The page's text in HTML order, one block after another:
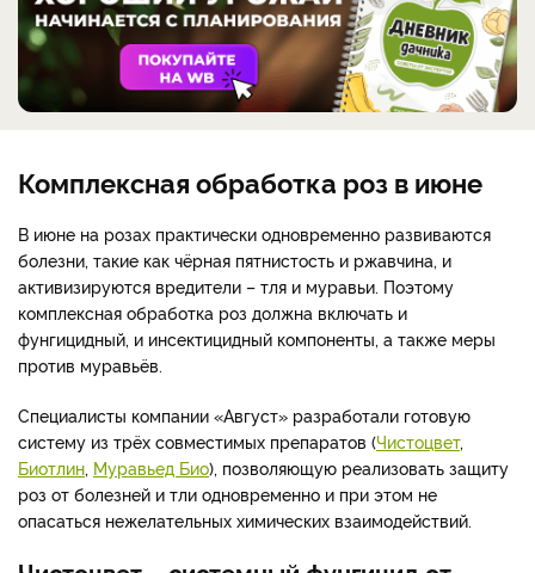
Комплексная обработка роз в июне
В июне на розах практически одновременно развиваются
болезни, такие как чёрная пятнистость и ржавчина, и
активизируются вредители – тля и муравьи. Поэтому
комплексная обработка роз должна включать и
фунгицидный, и инсектицидный компоненты, а также меры
против муравьёв.
Специалисты компании «Август» разработали готовую
систему из трёх совместимых препаратов (Чистоцвет,
Биотлин Муравьед Био), позволяющую реализовать защиту
роз от болезней и тли одновременно и при этом не
опасаться нежелательных химических взаимодействий.